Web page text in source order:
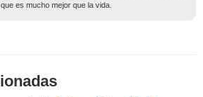
es mucho mejor que la vida.